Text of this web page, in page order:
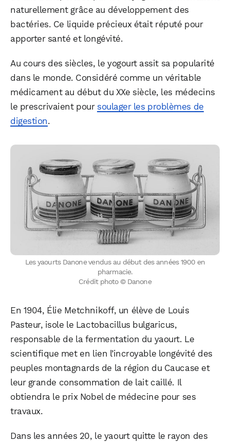
naturellement grâce au développement des
bactéries. Ce liquide précieux était réputé pour
apporter santé et longévité.
Au cours des siècles, le yogourt assit sa popularité
dans le monde. Considéré comme un véritable
médicament au début du XXe siècle, les médecins
le prescrivaient pour soulager les problèmes de
digestion.
Les yaourts Danone vendus au début des années 1900 en
pharmacie.
Crédit photo © Danone
En 1904, Élie Metchnikoff, un élève de Louis
Pasteur, isole le Lactobacillus bulgaricus,
responsable de la fermentation du yaourt. Le
scientifique met en lien l’incroyable longévité des
peuples montagnards de la région du Caucase et
leur grande consommation de lait caillé. Il
obtiendra le prix Nobel de médecine pour ses
travaux.
Dans les années 20, le yaourt quitte le rayon des